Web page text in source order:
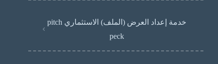
خدمة إعداد العرض (الملف) الاستثماري pitch
peck